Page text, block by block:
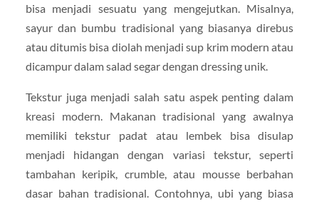
bisa menjadi sesuatu yang mengejutkan. Misalnya,
sayur dan bumbu tradisional yang biasanya direbus
atau ditumis bisa diolah menjadi sup krim modern atau
dicampur dalam salad segar dengan dressing unik.
Tekstur juga menjadi salah satu aspek penting dalam
kreasi modern. Makanan tradisional yang awalnya
memiliki tekstur padat atau lembek bisa disulap
menjadi hidangan dengan variasi tekstur, seperti
tambahan keripik, crumble, atau mousse berbahan
dasar bahan tradisional. Contohnya, ubi yang biasa